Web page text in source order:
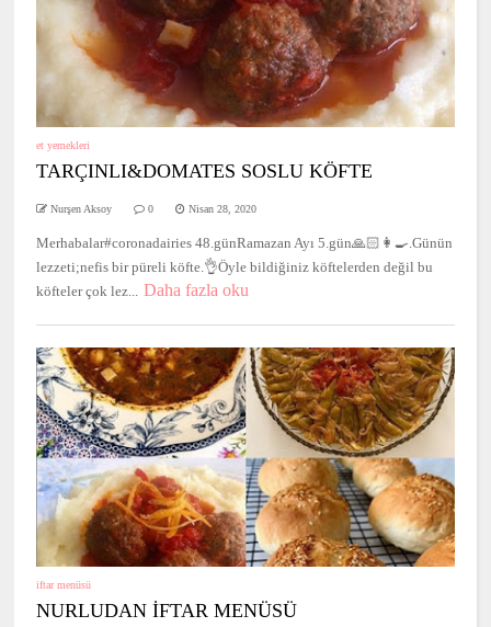
et yemekleri
TARÇINLI&DOMATES SOSLU KÖFTE
Nurşen Aksoy 0 Nisan 28, 2020
Merhabalar#coronadairies 48.günRamazan Ayı 5.gün🙏🏻👩‍🍳.Günün
lezzeti;nefis bir püreli köfte.👌Öyle bildiğiniz köftelerden değil bu
köfteler çok lez... Daha fazla oku
iftar menüsü
NURLUDAN İFTAR MENÜSÜ